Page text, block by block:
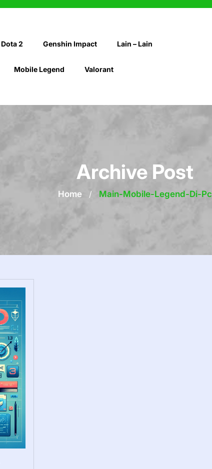
Dota 2 Genshin Impact Lain – Lain
Mobile Legend Valorant
Archive Post
Home / Main-Mobile-Legend-Di-Pc